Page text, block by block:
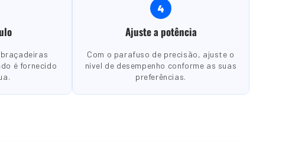
é fornecido
4
Ajuste a potência
Com o parafuso de precisão, ajuste o
nível de desempenho conforme as suas
preferências.